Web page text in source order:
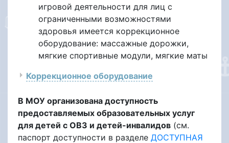
игровой деятельности для лиц с
ограниченными возможностями
здоровья имеется коррекционное
оборудование: массажные дорожки,
мягкие спортивные модули, мягкие маты
Коррекционное оборудование
В МОУ организована доступность
предоставляемых образовательных услуг
для детей с ОВЗ и детей-инвалидов (см.
паспорт доступности в разделе ДОСТУПНАЯ